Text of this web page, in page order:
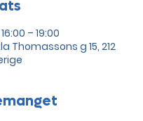
– 19:00
Thomassons g 15, 212